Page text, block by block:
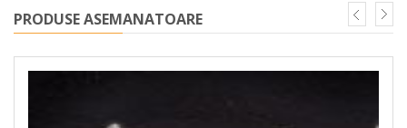
PRODUSE ASEMANATOARE